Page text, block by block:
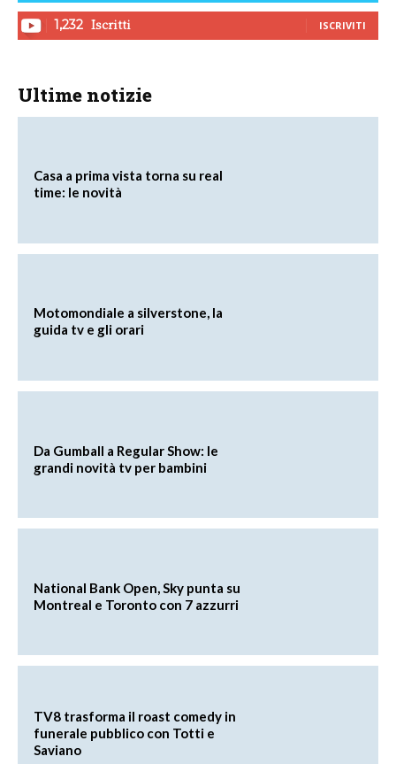
1,232 Iscritti ISCRIVITI
Ultime notizie
Casa a prima vista torna su real
time: le novità
Motomondiale a silverstone, la
guida tv e gli orari
Da Gumball a Regular Show: le
grandi novità tv per bambini
National Bank Open, Sky punta su
Montreal e Toronto con 7 azzurri
TV8 trasforma il roast comedy in
funerale pubblico con Totti e
Saviano